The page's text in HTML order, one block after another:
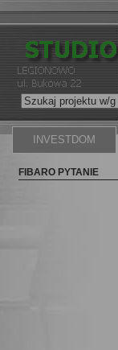
INVESTDOM
FIBARO PYTANIE